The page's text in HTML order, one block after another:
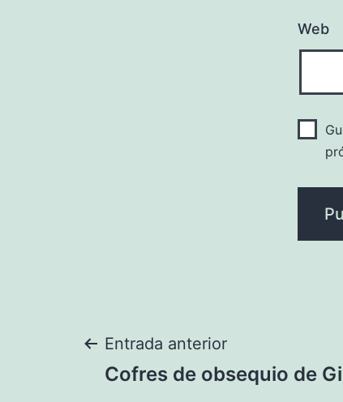
Web
Navegación
Entrada anterior
Cofres de obsequio de